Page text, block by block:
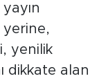
yerine,
yenilik
dikkate alan